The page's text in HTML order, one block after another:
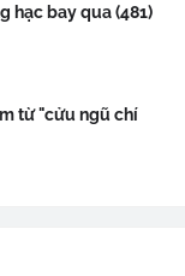
hạc bay qua (481)
từ "cửu ngũ chí